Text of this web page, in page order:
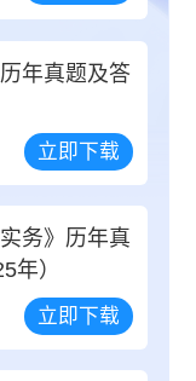
年真题及答
立即下载
务》历年真
年）
立即下载